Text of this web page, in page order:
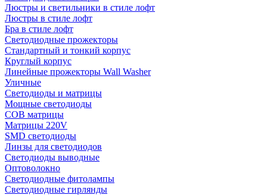
Люстры и светильники в стиле лофт
Люстры в стиле лофт
Бра в стиле лофт
Светодиодные прожекторы
Стандартный и тонкий корпус
Круглый корпус
Линейные прожекторы Wall Washer
Уличные
Светодиоды и матрицы
Мощные светодиоды
COB матрицы
Матрицы 220V
SMD светодиоды
Линзы для светодиодов
Светодиоды выводные
Оптоволокно
Светодиодные фитолампы
Светодиодные гирлянды